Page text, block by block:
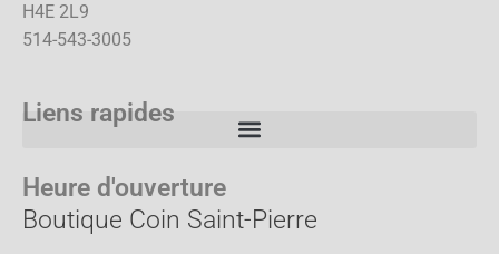
H4E 2L9
514-543-3005
Liens rapides
Heure d'ouverture
Boutique Coin Saint-Pierre